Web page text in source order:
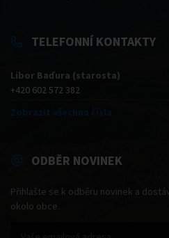
TELEFONNÍ KONTAKTY
Libor Baďura (starosta)
+420 602 572 382
Zobrazit všechna čísla
ODBĚR NOVINEK
Přihlašte se k odběru novinek a
okolo obce.